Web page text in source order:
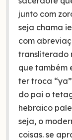
junto com
seja chama
com
transliterado
que também
ter troca
do pai o
hebraico
seja, o
coisas. se